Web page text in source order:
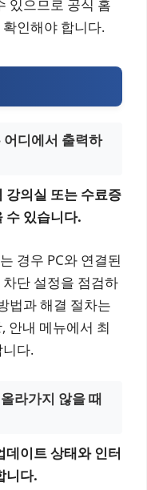
있으므로 공식 홈
인해야 합니다.
디에서 출력하
강의실 또는 수료증
수 있습니다.
경우 PC와 연결된
단 설정을 점검하
법과 해결 절차는
안내 메뉴에서 최
다.
라가지 않을 때
데이트 상태와 인터
니다.